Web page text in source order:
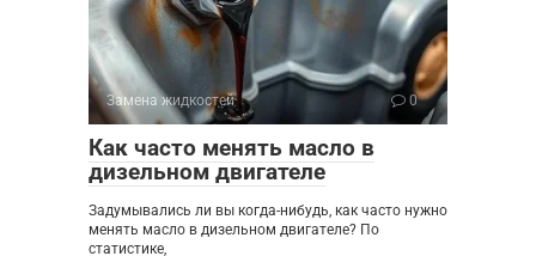
Замена жидкостей 0
Как часто менять масло в
дизельном двигателе
Задумывались ли вы когда-нибудь, как часто нужно
менять масло в дизельном двигателе? По
статистике,